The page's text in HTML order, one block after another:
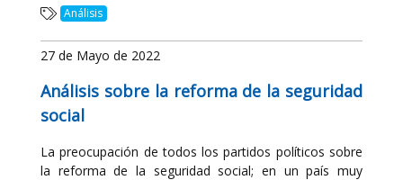
Análisis
27 de Mayo de 2022
Análisis sobre la reforma de la seguridad
social
La preocupación de todos los partidos políticos sobre
la reforma de la seguridad social; en un país muy